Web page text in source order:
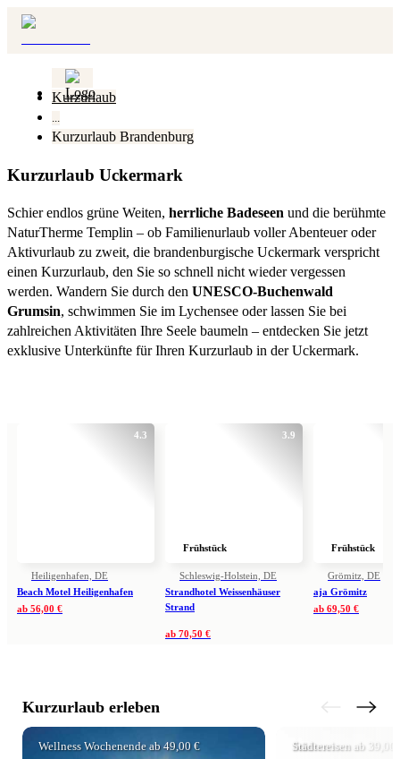
Kurzurlaub
...
Kurzurlaub Brandenburg
Kurzurlaub Uckermark
Schier endlos grüne Weiten, herrliche Badeseen und die berühmte
NaturTherme Templin – ob Familienurlaub voller Abenteuer oder
Aktivurlaub zu zweit, die brandenburgische Uckermark verspricht
einen Kurzurlaub, den Sie so schnell nicht wieder vergessen
werden. Wandern Sie durch den UNESCO-Buchenwald
Grumsin, schwimmen Sie im Lychensee oder lassen Sie bei
zahlreichen Aktivitäten Ihre Seele baumeln – entdecken Sie jetzt
exklusive Unterkünfte für Ihren Kurzurlaub in der Uckermark.
4.3
Heiligenhafen, DE
Beach Motel Heiligenhafen
ab 56,00 €
3.9
Frühstück
Schleswig-Holstein, DE
Strandhotel Weissenhäuser
Strand
ab 70,50 €
Frühstück
Grömitz, DE
aja Grömitz
ab 69,50 €
Kurzurlaub erleben
Wellness Wochenende ab 49,00 € Städtereisen ab 39,00